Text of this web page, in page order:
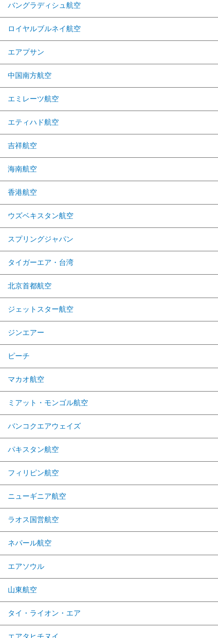
バングラディシュ航空
ロイヤルブルネイ航空
エアプサン
中国南方航空
エミレーツ航空
エティハド航空
吉祥航空
海南航空
香港航空
ウズベキスタン航空
スプリングジャパン
タイガーエア・台湾
北京首都航空
ジェットスター航空
ジンエアー
ピーチ
マカオ航空
ミアット・モンゴル航空
バンコクエアウェイズ
パキスタン航空
フィリピン航空
ニューギニア航空
ラオス国営航空
ネパール航空
エアソウル
山東航空
タイ・ライオン・エア
エアタヒチヌイ